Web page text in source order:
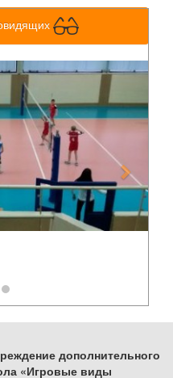
Next
дополнительного
«Игровые виды